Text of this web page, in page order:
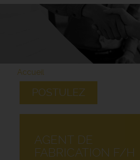
Accueil
POSTULEZ
AGENT DE
FABRICATION F/H